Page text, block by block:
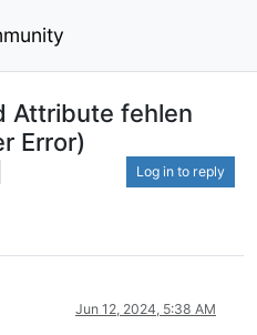
Attribute fehlen
Error)
Log in to reply
Jun 12, 2024, 5:38 AM